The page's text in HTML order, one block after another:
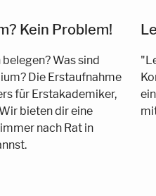
Kein Problem!
Was sind
Die Erstaufnahme
für Erstakademiker,
bieten dir eine
nach Rat in